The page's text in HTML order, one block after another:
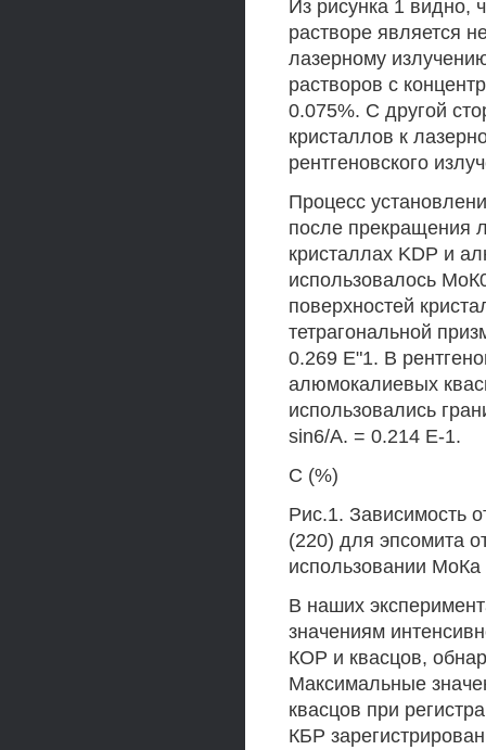
Из рисунка 1 видно,
растворе является
лазерному
растворов с
0.075%. С другой
кристаллов к
рентгеновского
Процесс
после прекращения
кристаллах KDP и
использовалось
поверхностей
тетрагональной
0.269 Е"1. В
алюмокалиевых
использовались
sin6/A. = 0.214 Е-1.
С (%)
Рис.1. Зависимость
(220) для эпсомита
использовании
В наших
значениям
КОР и квасцов,
Максимальные
квасцов при
КБР